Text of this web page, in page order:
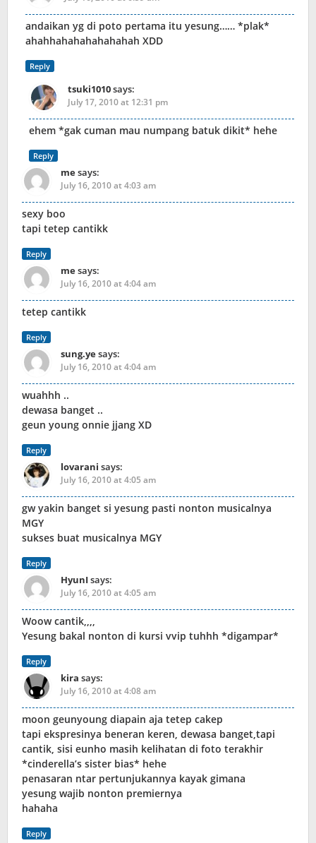
andaikan yg di poto pertama itu yesung…… *plak*
ahahhahahahahahahah XDD
Reply
tsuki1010says:
July 17, 2010 at 12:31 pm
ehem *gak cuman mau numpang batuk dikit* hehe
Reply
mesays:
July 16, 2010 at 4:03 am
sexy boo
tapi tetep cantikk
Reply
mesays:
July 16, 2010 at 4:04 am
tetep cantikk
Reply
sung.yesays:
July 16, 2010 at 4:04 am
wuahhh ..
dewasa banget ..
geun young onnie jjang XD
Reply
lovarani says:
July 16, 2010 at 4:05 am
gw yakin banget si yesung pasti nonton musicalnya
MGY
sukses buat musicalnya MGY
Reply
HyunIsays:
July 16, 2010 at 4:05 am
Woow cantik,,,,
Yesung bakal nonton di kursi vvip tuhhh *digampar*
Reply
kira says:
July 16, 2010 at 4:08 am
moon geunyoung diapain aja tetep cakep
tapi ekspresinya beneran keren, dewasa banget,tapi
cantik, sisi eunho masih kelihatan di foto terakhir
*cinderella’s sister bias* hehe
penasaran ntar pertunjukannya kayak gimana
yesung wajib nonton premiernya
hahaha
Reply